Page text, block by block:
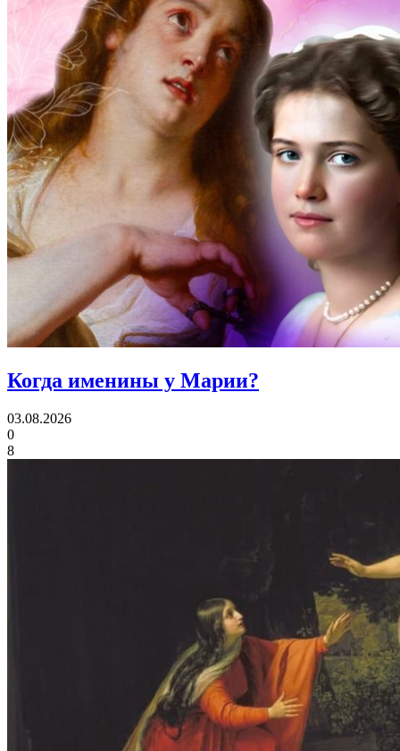
Когда именины у Марии?
03.08.2026
0
8